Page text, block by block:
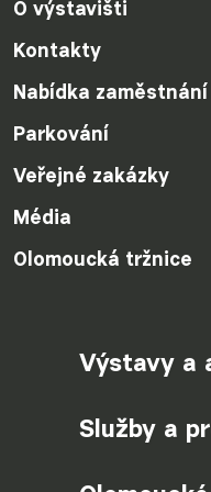
O výstavišti
Kontakty
Nabídka zaměstnání
Parkování
Veřejné zakázky
Média
Olomoucká tržnice
Výstavy a
Služby a